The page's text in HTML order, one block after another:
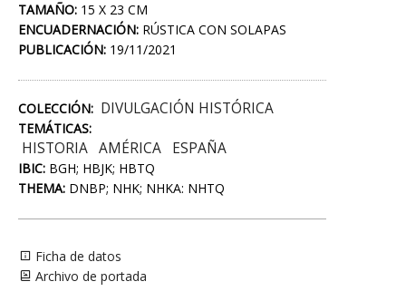
TAMAÑO: 15 X 23 CM
ENCUADERNACIÓN: RÚSTICA CON SOLAPAS
PUBLICACIÓN: 19/11/2021
COLECCIÓN: DIVULGACIÓN HISTÓRICA
TEMÁTICAS:
HISTORIA AMÉRICA ESPAÑA
IBIC: BGH; HBJK; HBTQ
THEMA: DNBP; NHK; NHKA: NHTQ
Ficha de datos
Archivo de portada